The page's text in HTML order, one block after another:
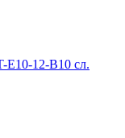
E10-12-B10 сл.